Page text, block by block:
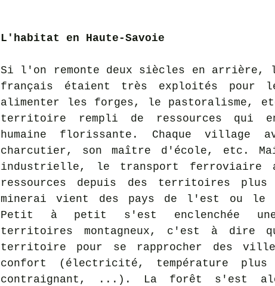
L'habitat en Haute-Savoie
Si l'on remonte deux siècles en arrière,
français étaient très exploités pour
alimenter les forges, le pastoralisme,
territoire rempli de ressources qui
humaine florissante. Chaque village
charcutier, son maître d'école, etc.
industrielle, le transport ferroviaire a
ressources depuis des territoires
minerai vient des pays de l'est ou le
Petit à petit s'est enclenchée une
territoires montagneux, c'est à dire
territoire pour se rapprocher des
confort (électricité, température plus
contraignant, ...). La forêt s'est